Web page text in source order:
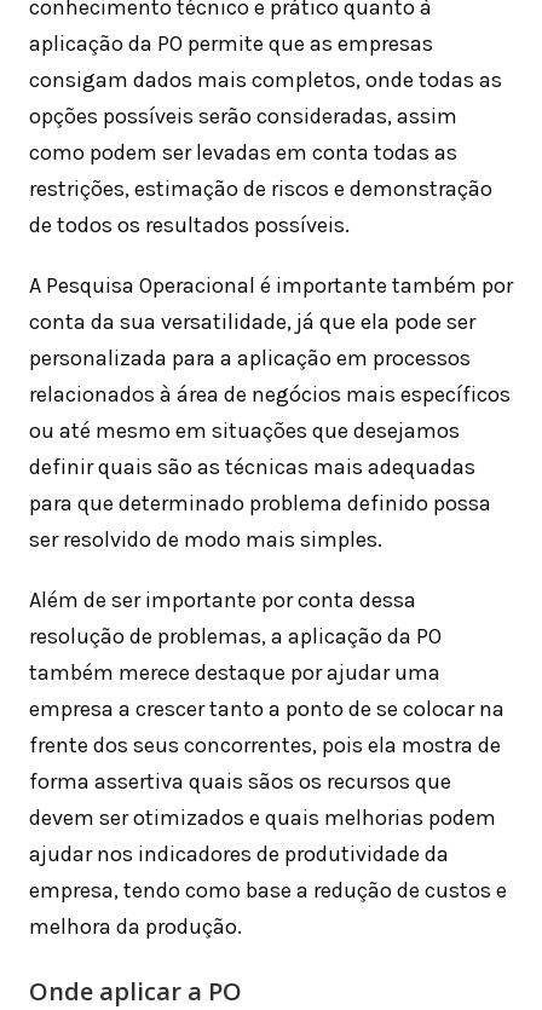
conhecimento técnico e prático quanto à
aplicação da PO permite que as empresas
consigam dados mais completos, onde todas as
opções possíveis serão consideradas, assim
como podem ser levadas em conta todas as
restrições, estimação de riscos e demonstração
de todos os resultados possíveis.
A Pesquisa Operacional é importante também por
conta da sua versatilidade, já que ela pode ser
personalizada para a aplicação em processos
relacionados à área de negócios mais específicos
ou até mesmo em situações que desejamos
definir quais são as técnicas mais adequadas
para que determinado problema definido possa
ser resolvido de modo mais simples.
Além de ser importante por conta dessa
resolução de problemas, a aplicação da PO
também merece destaque por ajudar uma
empresa a crescer tanto a ponto de se colocar na
frente dos seus concorrentes, pois ela mostra de
forma assertiva quais sãos os recursos que
devem ser otimizados e quais melhorias podem
ajudar nos indicadores de produtividade da
empresa, tendo como base a redução de custos e
melhora da produção.
Onde aplicar a PO